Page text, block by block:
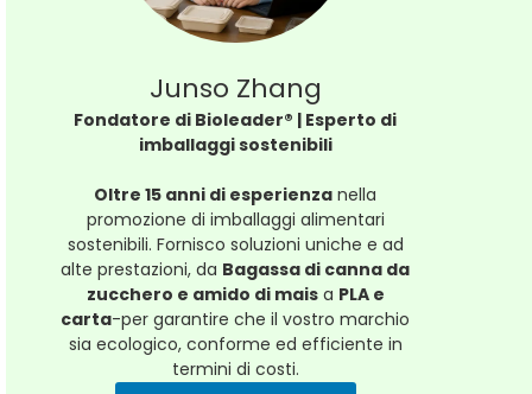
Junso Zhang
Fondatore di Bioleader® | Esperto di
imballaggi sostenibili
Oltre 15 anni di esperienza nella
promozione di imballaggi alimentari
sostenibili. Fornisco soluzioni uniche e ad
alte prestazioni, da Bagassa di canna da
zucchero e amido di maisa PLA e
carta-per garantire che il vostro marchio
sia ecologico, conforme ed efficiente in
termini di costi.